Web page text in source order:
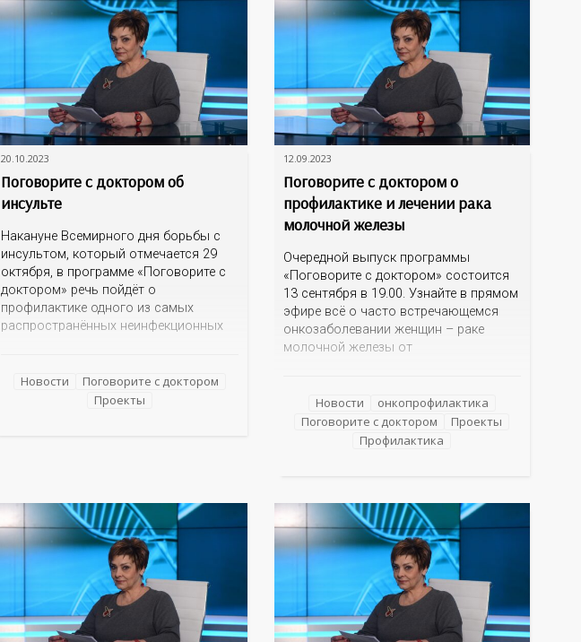
20.10.2023
Поговорите с доктором об
инсульте
Накануне Всемирного дня борьбы с
инсультом, который отмечается 29
октября, в программе «Поговорите с
доктором» речь пойдёт о
профилактике одного из самых
распространённых неинфекционных
Каковы его первые проявления? Как
правильно оказать первую помощь?
Новости
Поговорите с доктором
Проекты
12.09.2023
Поговорите с доктором о
профилактике и лечении рака
молочной железы
Очередной выпуск программы
«Поговорите с доктором» состоится
13 сентября в 19.00. Узнайте в прямом
эфире всё о часто встречающемся
онкозаболевании женщин – раке
молочной железы от
клинического онкодиспансера –
заместителя главного врача по
амбулаторно-поликлинической работе
находится в группе риска, по каким
Новости
онкопрофилактика
Поговорите с доктором
Проекты
Профилактика